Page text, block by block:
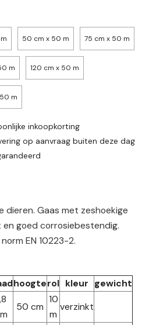
50 cm x 50 m 75 cm x 50 m
m 120 cm x 50 m
m
inkoopkorting
op aanvraag buiten deze dag
dieren. Gaas met zeshoekige
goed corrosiebestendig.
EN 10223-2.
hoogterol kleur gewicht
50 cm
10
m
verzinkt